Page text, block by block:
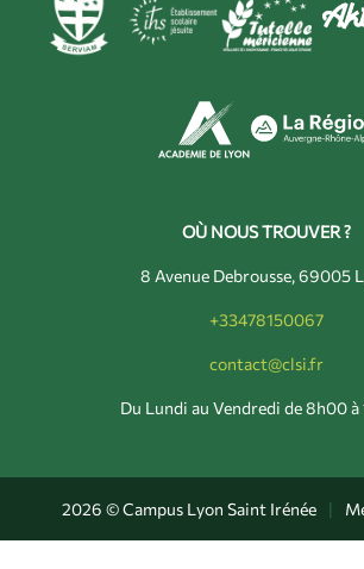
OÙ NOUS TROUVER ?
8 Avenue Debrousse, 69005
+33478150067
contact@clsi.fr
Du Lundi au Vendredi de 8h00
2026 © Campus Lyon Saint Irénée |